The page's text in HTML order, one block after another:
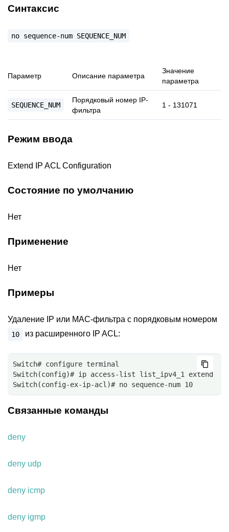
Синтаксис
no sequence-num SEQUENCE_NUM
Параметр Описание параметра
Значение
параметра
SEQUENCE_NUM
Порядковый номер IP-
фильтра
1 - 131071
Режим ввода
Extend IP ACL Configuration
Состояние по умолчанию
Нет
Применение
Нет
Примеры
Удаление IP или MAC-фильтра с порядковым номером
10 из расширенного IP ACL:
Switch# configure terminal
Switch(config)# ip access-list list_ipv4_1 extend
Switch(config-ex-ip-acl)# no sequence-num 10
Связанные команды
deny
deny udp
deny icmp
deny igmp